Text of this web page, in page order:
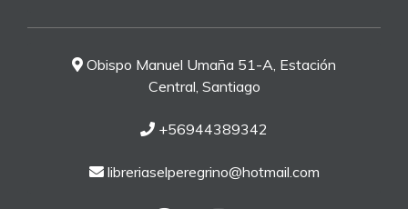
Obispo Manuel Umaña 51-A, Estación
Central, Santiago
+56944389342
libreriaselperegrino@hotmail.com